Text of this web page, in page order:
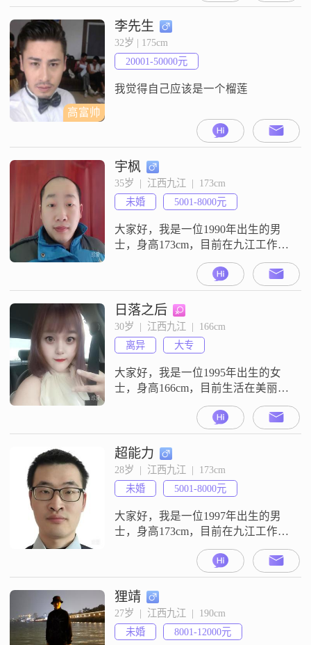
历只是高中及以下，但我一直保持
着学习的热情，努力提升自己
##3002##我性格外向，喜欢与人交
流，健谈是我的一大特点##3002##
在生活中，我稳重可靠，责任感
强，总是把家庭放
高富帅
李先生
32岁 | 175cm
20001-50000元
我觉得自己应该是一个榴莲
宇枫
35岁  |  江西九江  |  173cm
未婚
5001-8000元
大家好，我是一位1990年出生的男
士，身高173cm，目前在九江工作，
月收入在5001到8000元之间，学历
是大专##3002##我性格上比较注重
家庭，耐心包容，真诚可靠，稳重
可靠，有很强的责任感##3002##生
活中我比较乐观积极，随和易相
处，勤俭节约，不喜欢铺张浪费
##3002##我喜欢规划未来，对生活
有自己的打算
日落之后
30岁  |  江西九江  |  166cm
离异
大专
大家好，我是一位1995年出生的女
士，身高166cm，目前生活在美丽的
九江。我拥有大专学历，在工作中
勤奋努力，月薪在5001到8000元之
间。我性格温柔体贴，善解人意，
总是愿意倾听他人的心声，给予他
们关怀和支持。我开朗爱笑，乐观
积极的态度让我在生活中总能找到
乐趣，面对困难也不轻易放弃。我
独立自信，能够处理生活中的各种
问
超能力
28岁  |  江西九江  |  173cm
未婚
5001-8000元
大家好，我是一位1997年出生的男
士，身高173cm，目前在九江工作
##3002##我的月收入在5001到8000
元之间，拥有大学本科学历
##3002##我性格比较内敛，做事慢
热，但是一旦投入就会非常认真和
踏实##3002##我更倾向于活在当
下，享受生活中的每一刻##3002##
我对新事物充满好奇，喜欢探索未
狸靖
27岁  |  江西九江  |  190cm
未婚
8001-12000元